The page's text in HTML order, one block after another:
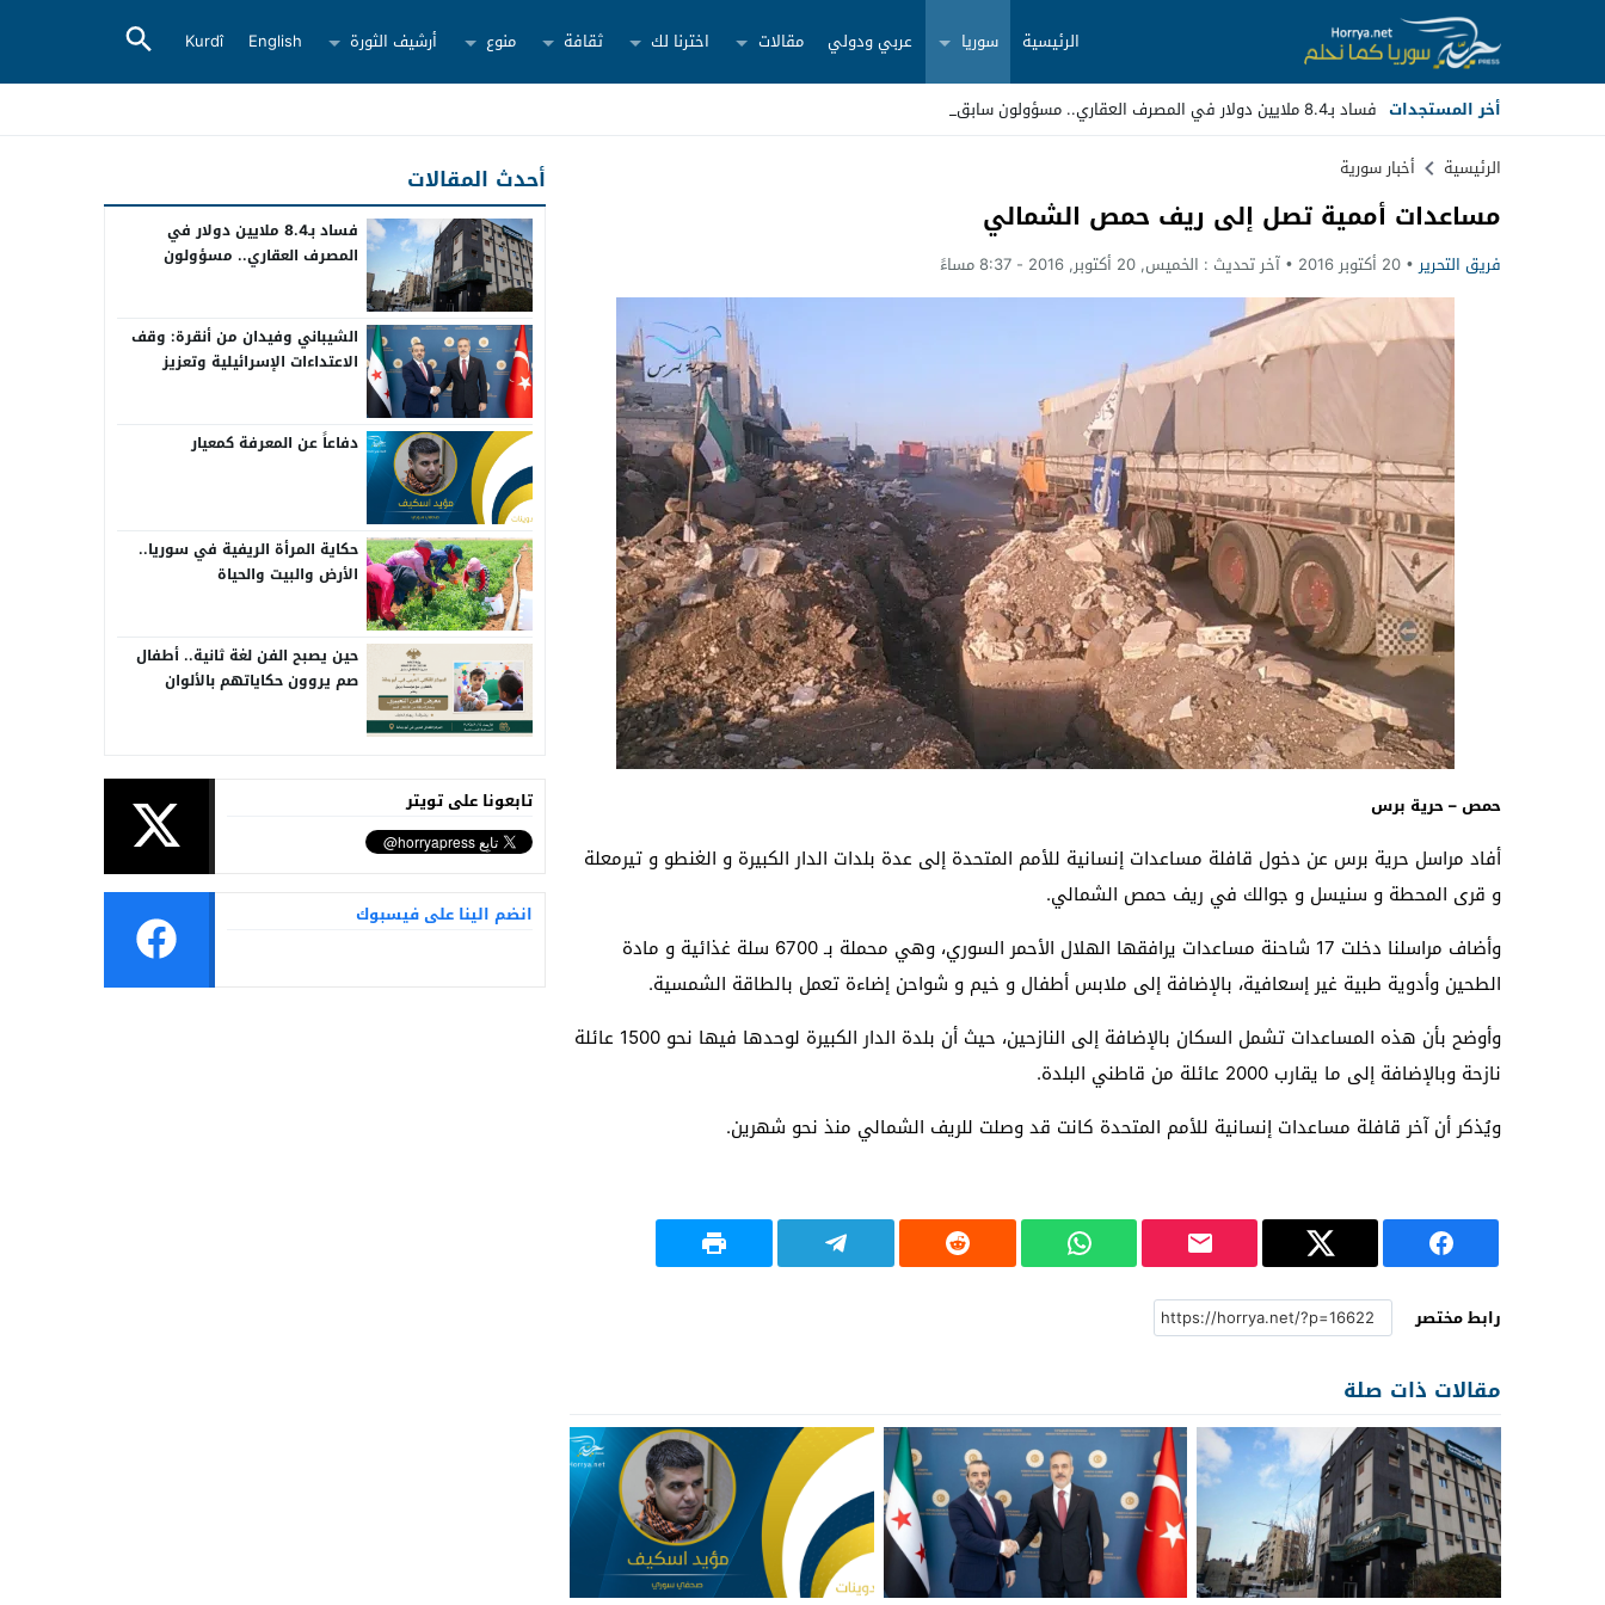
الرئيسية سوريا عربي ودولي مقالات اخترنا لك ثقافة منوع أرشيف الثورة English
Kurdî
أخر المستجدات فساد بـ8.4 ملايين دولار في المصرف العقاري.. مسؤولون سابقون أما_
Stop
Previous
Next
الرئيسية أخبار سورية
مساعدات أممية تصل إلى ريف حمص الشمالي
فريق التحرير 20 أكتوبر 2016 آخر تحديث : الخميس, 20 أكتوبر, 2016 - 8:37 مساءً
حمص – حرية برس
أفاد مراسل حرية برس عن دخول قافلة مساعدات إنسانية للأمم المتحدة إلى عدة بلدات الدار الكبيرة و الغنطو و تيرمعلة
و قرى المحطة و سنيسل و جوالك في ريف حمص الشمالي.
وأضاف مراسلنا
دخلت 17 شاحنة مساعدات يرافقها الهلال الأحمر السوري، وهي محملة بـ 6700 سلة غذائية و مادة
الطحين وأدوية طبية غير إسعافية، بالإضافة إلى ملابس أطفال و خيم و شواحن إضاءة تعمل بالطاقة الشمسية.
وأوضح بأن هذه المساعدات تشمل السكان بالإضافة إلى النازحين، حيث أن بلدة الدار الكبيرة لوحدها فيها نحو
1500 عائلة
نازحة وبالإضافة إلى ما يقارب 2000 عائلة من قاطني البلدة.
ويُذكر أن آخر قافلة مساعدات إنسانية للأمم المتحدة كانت قد وصلت للريف الشمالي منذ نحو شهرين.
رابط مختصر
مقالات ذات صلة
أحدث المقالات
فساد بـ8.4 ملايين دولار في
المصرف العقاري.. مسؤولون
الشيباني وفيدان من أنقرة: وقف
الاعتداءات الإسرائيلية وتعزيز
دفاعاً عن المعرفة كمعيار
حكاية المرأة الريفية في سوريا..
الأرض والبيت والحياة
حين يصبح الفن لغة ثانية.. أطفال
صم يروون حكاياتهم بالألوان
انضم الينا على فيسبوك
تابعونا على تويتر